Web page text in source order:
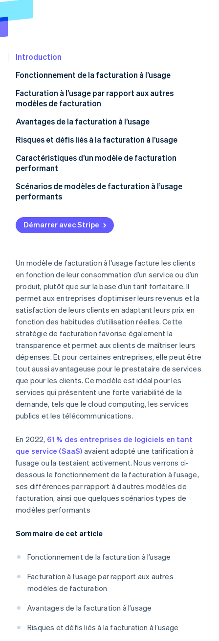
Radar
Constitution de start-up
Élimination du carbone
Identity
Vérification de l'identité
Stripe Sessions 2026
Découvrez comment Stripe construit l’infrastructure
Stripe App Marketplace
Introduction
Fonctionnement de la facturation à l’usage
Facturation à l’usage par rapport aux autres
modèles de facturation
Facturation à l’usage
Facturation par abonnement
Facturation en fonction d’une tarification
échelonnée
Facturation forfaitaire
Avantages de la facturation à l’usage
Clients
Entreprises
Risques et défis liés à la facturation à l’usage
Caractéristiques d’un modèle de facturation
performant
Scénarios de modèles de facturation à l’usage
performants
Suite de productivité SaaS
Fournisseur de stockage dans le cloud
Plateforme API
Service de cloud computing
Entreprise de télécommunications
Fournisseur de services publics
Fournisseur SaaS
Démarrer avec Stripe
Un modèle de facturation à l’usage facture les clients
en fonction de leur consommation d’un service ou d’un
produit, plutôt que sur la base d’un tarif forfaitaire. Il
permet aux entreprises d’optimiser leurs revenus et la
satisfaction de leurs clients en adaptant leurs prix en
fonction des habitudes d’utilisation réelles. Cette
stratégie de facturation favorise également la
transparence et permet aux clients de maîtriser leurs
dépenses. Et pour certaines entreprises, elle peut être
tout aussi avantageuse pour le prestataire de services
que pour les clients. Ce modèle est idéal pour les
services qui présentent une forte variabilité de la
demande, tels que le cloud computing, les services
publics et les télécommunications.
En 2022, 61 % des entreprises de logiciels en tant
que service (SaaS) avaient adopté une tarification à
l’usage ou la testaient activement. Nous verrons ci-
dessous le fonctionnement de la facturation à l’usage,
ses différences par rapport à d’autres modèles de
facturation, ainsi que quelques scénarios types de
modèles performants
Sommaire de cet article
Fonctionnement de la facturation à l’usage
Facturation à l’usage par rapport aux autres
modèles de facturation
Avantages de la facturation à l’usage
Risques et défis liés à la facturation à l’usage